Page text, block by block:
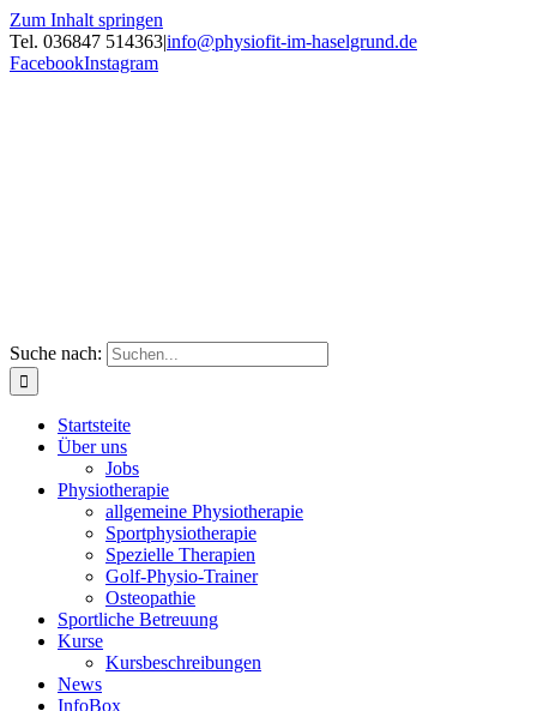
Zum Inhalt springen
Tel. 036847 514363|info@physiofit-im-haselgrund.de
FacebookInstagram
Suche nach:
Startsteite
Über uns
Jobs
Physiotherapie
allgemeine Physiotherapie
Sportphysiotherapie
Spezielle Therapien
Golf-Physio-Trainer
Osteopathie
Sportliche Betreuung
Kurse
Kursbeschreibungen
News
InfoBox